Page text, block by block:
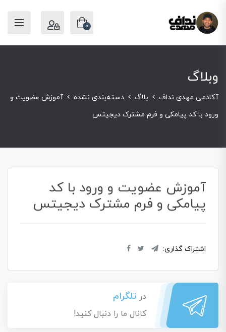
0
وبلاگ
آکادمی مهدی نداف بلاگ دسته‌بندی نشده
آموزش عضویت و
ورود با کد پیامکی و فرم مشترک دیجیتس
آموزش عضویت و ورود با کد
پیامکی و فرم مشترک دیجیتس
اشتراک گذاری:
در تلگرام
کانال ما را دنبال کنید!